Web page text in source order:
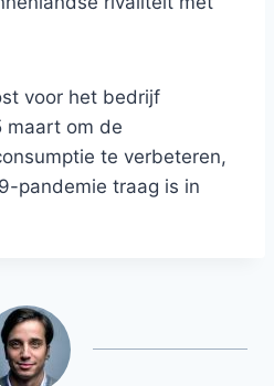
voor het bedrijf
maart om de
te verbeteren,
pandemie traag is in